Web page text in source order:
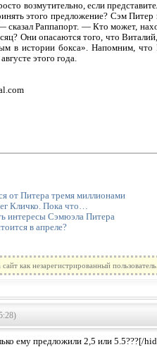
возмутительно, если
этого предложение? Сэм
сказал Раппапорт. — Кто может,
Они опасаются того, что
в истории бокса». Напомним, что
этого года.
от Питера тремя миллионами
Кличко. Пока что…
интересы Сэмюэла Питера
в апреле?
как незарегистрированный
ему предложили 2,5 или 5.5???[/